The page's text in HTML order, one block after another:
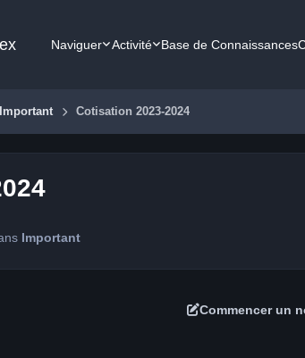
Naviguer Activité Base de Connaissances
Important Cotisation 2023-2024
Important
Commencer un